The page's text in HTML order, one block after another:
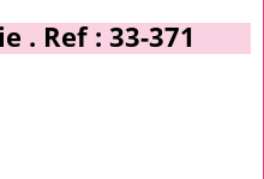
. Ref : 33-371